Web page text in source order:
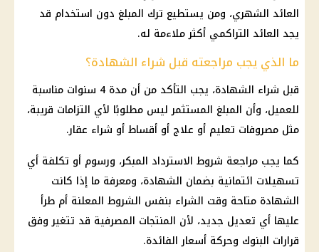
العائد الشهري، ومن يستطيع ترك المبلغ دون استخدام قد
يجد العائد التراكمي أكثر ملاءمة له.
ما الذي يجب مراجعته قبل شراء الشهادة؟
قبل شراء الشهادة، يجب التأكد من أن مدة 4 سنوات مناسبة
للعميل، وأن المبلغ المستثمر ليس مطلوبًا لأي التزامات قريبة،
مثل مصروفات تعليم أو علاج أو أقساط أو شراء عقار.
كما يجب مراجعة شروط الاسترداد المبكر، ورسوم أو تكلفة أي
تسهيلات ائتمانية بضمان الشهادة، ومعرفة ما إذا كانت
الشهادة متاحة وقت الشراء بنفس الشروط المعلنة أم طرأ
عليها أي تعديل جديد، لأن المنتجات المصرفية قد تتغير وفق
قرارات البنوك وحركة أسعار الفائدة.